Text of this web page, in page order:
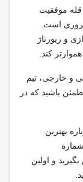
قله موفقیت
است.
و رپورتاژ
کند.
و خارجی، تیم
باشید که در
بهترین
بگیرید و اولین